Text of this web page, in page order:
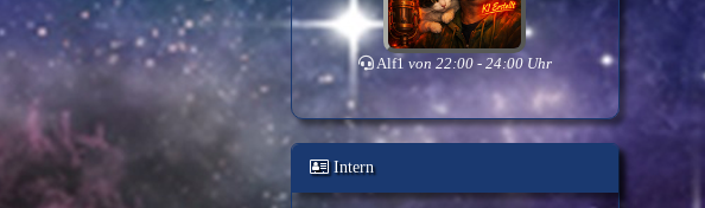
Alf1 von 22:00 - 24:00 Uhr
Intern